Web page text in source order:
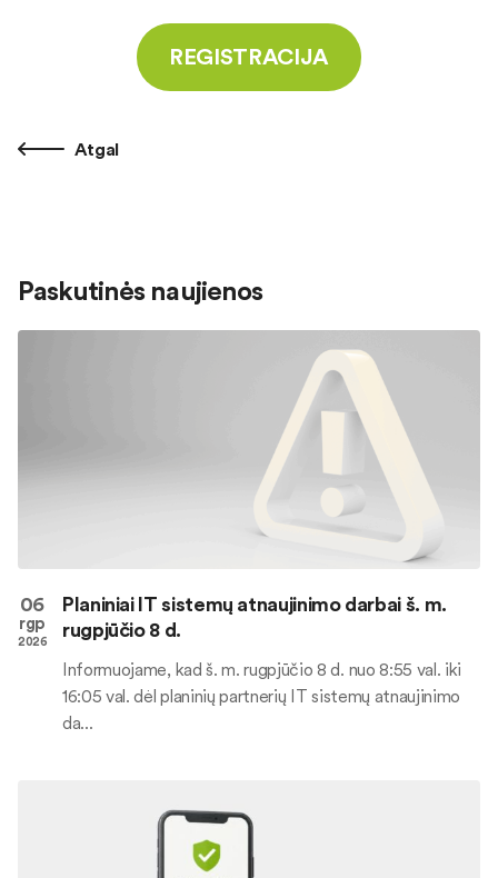
REGISTRACIJA
Atgal
Paskutinės naujienos
06
rgp
2026
Planiniai IT sistemų atnaujinimo darbai š. m.
rugpjūčio 8 d.
Informuojame, kad š. m. rugpjūčio 8 d. nuo 8:55 val. iki
16:05 val. dėl planinių partnerių IT sistemų atnaujinimo
da...